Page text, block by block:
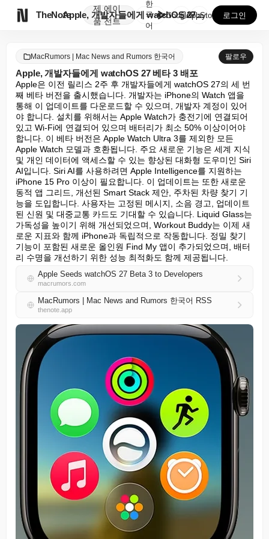
TheNote
제
품
에이
전트
Apple, 개발자들에게 watchOS 27 베타 3 ...
한
국
어
GooglePlay
AppStore 로그인
MacRumors | Mac News and Rumors 한국어 팔로우
Apple, 개발자들에게 watchOS 27 베타 3 배포
Apple은 이전 릴리스 2주 후 개발자들에게 watchOS 27의 세 번
째 베타 버전을 출시했습니다. 개발자는 iPhone의 Watch 앱을
통해 이 업데이트를 다운로드할 수 있으며, 개발자 계정이 있어
야 합니다. 설치를 위해서는 Apple Watch가 충전기에 연결되어
있고 Wi-Fi에 연결되어 있으며 배터리가 최소 50% 이상이어야
합니다. 이 베타 버전은 Apple Watch Ultra 3를 제외한 모든
Apple Watch 모델과 호환됩니다. 주요 새로운 기능은 세계 지식
및 개인 데이터에 액세스할 수 있는 향상된 대화형 도우미인 Siri
AI입니다. Siri AI를 사용하려면 Apple Intelligence를 지원하는
iPhone 15 Pro 이상이 필요합니다. 이 업데이트는 또한 새로운
동적 앱 그리드, 개선된 Smart Stack 제안, 주차된 차량 찾기 기
능을 도입합니다. 사용자는 고정된 메시지, 소음 경고, 업데이트
된 신원 및 대중교통 카드도 기대할 수 있습니다. Liquid Glass는
가독성을 높이기 위해 개선되었으며, Workout Buddy는 이제 새
로운 지표와 함께 iPhone과 독립적으로 작동합니다. 정밀 찾기
기능이 포함된 새로운 올인원 Find My 앱이 추가되었으며, 배터
리 수명을 개선하기 위한 성능 최적화도 함께 제공됩니다.
Apple Seeds watchOS 27 Beta 3 to Developers
macrumors.com
MacRumors | Mac News and Rumors 한국어 RSS
thenote.app